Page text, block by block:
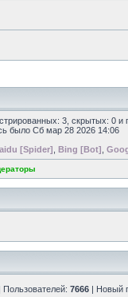
3, скрытых: 0
было Сб мар 28 2026 14:06
[Spider] Bing [Bot]
| Пользователей: 7666 | Новый